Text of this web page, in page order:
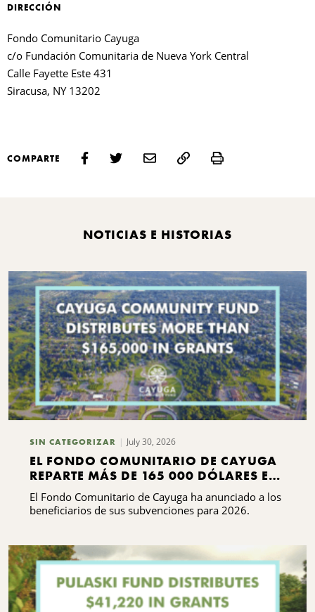
DIRECCIÓN
Fondo Comunitario Cayuga
c/o Fundación Comunitaria de Nueva York Central
Calle Fayette Este 431
Siracusa, NY 13202
COMPARTE Print
NOTICIAS E HISTORIAS
SIN CATEGORIZAR July 30, 2026
EL FONDO COMUNITARIO DE CAYUGA
REPARTE MÁS DE 165 000 DÓLARES EN
SUBVENCIONES
El Fondo Comunitario de Cayuga ha anunciado a los
beneficiarios de sus subvenciones para 2026.